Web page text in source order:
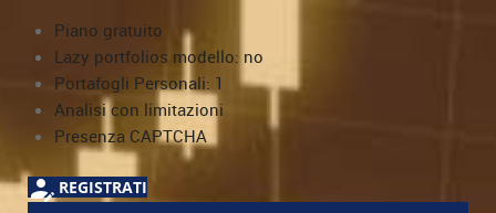
Piano gratuito
Lazy portfolios modello: no
Portafogli Personali: 1
Analisi con limitazioni
Presenza CAPTCHA
REGISTRATI